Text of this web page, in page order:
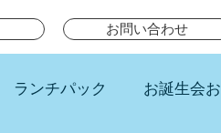
お問い合わせ
ランチパック お誕生会